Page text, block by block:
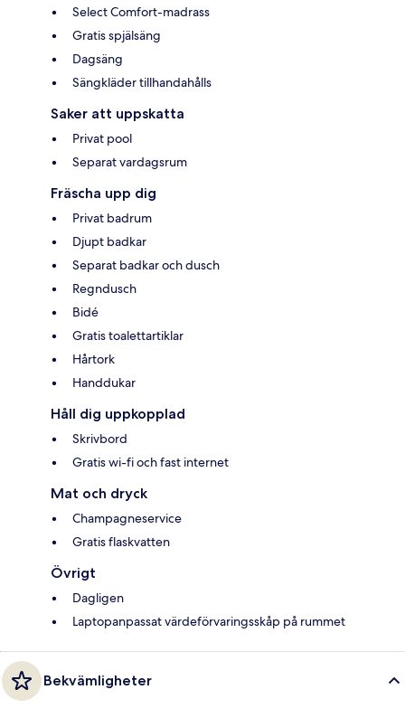
Select Comfort-madrass
Gratis spjälsäng
Dagsäng
Sängkläder tillhandahålls
Saker att uppskatta
Privat pool
Separat vardagsrum
Fräscha upp dig
Privat badrum
Djupt badkar
Separat badkar och dusch
Regndusch
Bidé
Gratis toalettartiklar
Hårtork
Handdukar
Håll dig uppkopplad
Skrivbord
Gratis wi-fi och fast internet
Mat och dryck
Champagneservice
Gratis flaskvatten
Övrigt
Dagligen
Laptopanpassat värdeförvaringsskåp på rummet
Bekvämligheter